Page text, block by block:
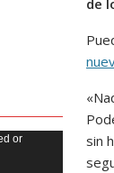
sin
or